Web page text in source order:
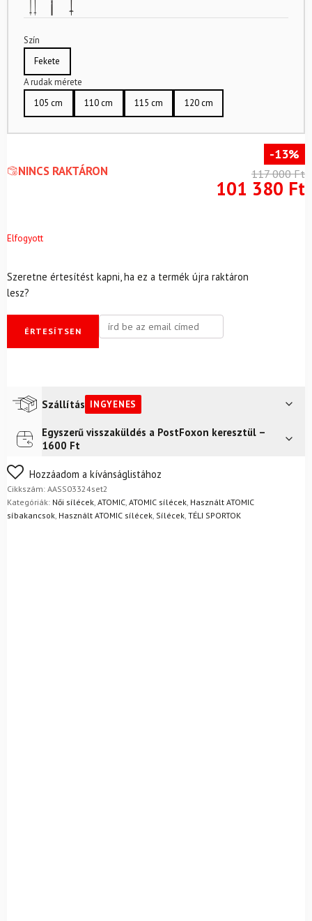
Szín
Fekete
A rudak mérete
105 cm
110 cm 115 cm 120 cm
NINCS RAKTÁRON
-13%
117 000Ft
101 380 Ft
Elfogyott
Szeretne értesítést kapni, ha ez a termék újra raktáron
lesz?
ÉRTESÍTSEN
Szállítás INGYENES
Futár a címreIngyenes
Egyszerű visszaküldés a PostFoxon keresztül –
1600 Ft
Nem biztos a választásában? Semmi gond – a terméket
egyszerűen visszaküldheti 14 napon belül, indoklás nélkül.
Mik a visszaküldés feltételei?
Hozzáadom a kívánságlistához
Cikkszám: AASS03324set2
Kategóriák: Női sílécek, ATOMIC, ATOMIC sílécek, Használt ATOMIC
síbakancsok, Használt ATOMIC sílécek, Sílécek, TÉLI SPORTOK